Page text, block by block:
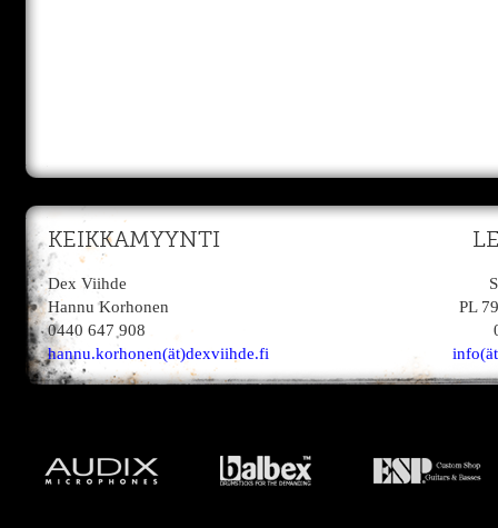
KEIKKAMYYNTI
Dex Viihde
Hannu Korhonen
0440 647 908
hannu.korhonen(ät)dexviihde.fi
PL